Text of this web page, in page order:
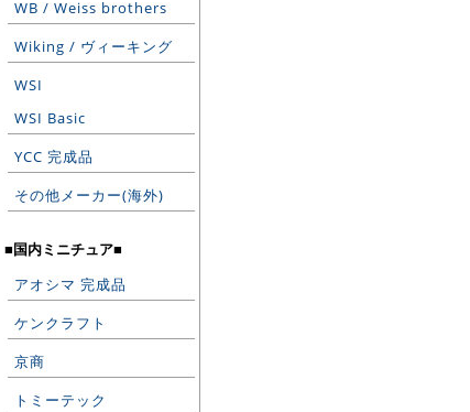
WB / Weiss brothers
Wiking / ヴィーキング
WSI
WSI Basic
YCC 完成品
その他メーカー(海外)
■国内ミニチュア■
アオシマ 完成品
ケンクラフト
京商
トミーテック